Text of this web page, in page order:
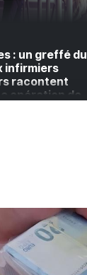
: un greffé du
infirmiers
racontent
opération de